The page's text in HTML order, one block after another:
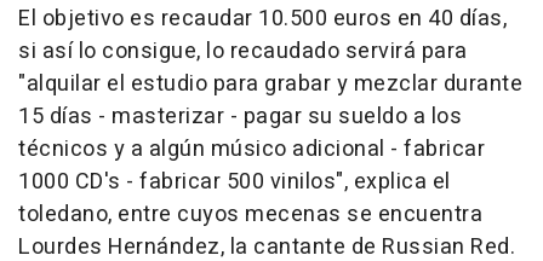
El objetivo es recaudar 10.500 euros en 40 días,
si así lo consigue, lo recaudado servirá para
"alquilar el estudio para grabar y mezclar durante
15 días - masterizar - pagar su sueldo a los
técnicos y a algún músico adicional - fabricar
1000 CD's - fabricar 500 vinilos", explica el
toledano, entre cuyos mecenas se encuentra
Lourdes Hernández, la cantante de Russian Red.